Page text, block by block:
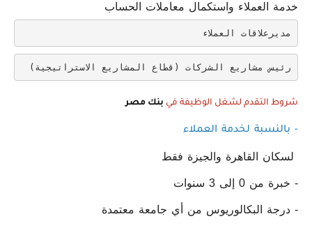
خدمة العملاء واستكمال معاملات الحساب
مديرعلاقات العملاء
رئيس مشاريع الشركات (قطاع المشاريع الاستراتيجية)
شروط التقدم لشغل الوظيفة في بنك مصر
- بالنسبة لخدمة العملاء
لسكان القاهرة والجيزة فقط
- خبرة من 0 إلى 3 سنوات
- درجة البكالوريوس من أي جامعة معتمدة